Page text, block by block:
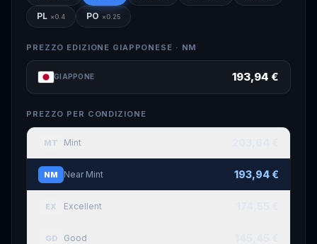
PL ×0.4 PO ×0.25
PREZZO EDIZIONE GIAPPONESE · NM
GIAPPONE 193,94 €
PREZZO PER CONDIZIONE
MT Mint
NM Near Mint 193,94 €
EX Excellent
GD Good